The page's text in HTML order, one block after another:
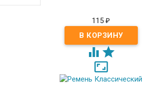
115₽
 
